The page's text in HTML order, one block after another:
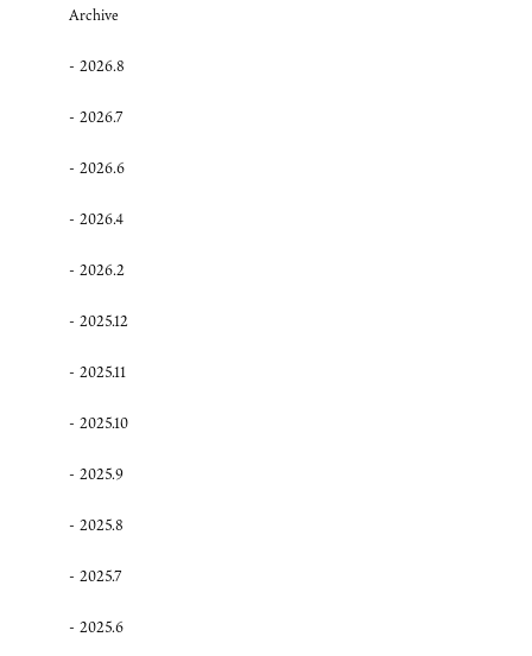
Archive
2026.8
2026.7
2026.6
2026.4
2026.2
2025.12
2025.11
2025.10
2025.9
2025.8
2025.7
2025.6